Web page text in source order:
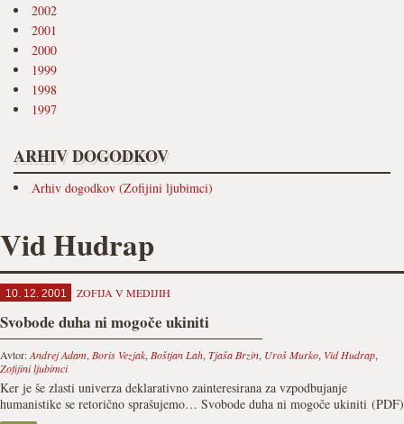
2002
2001
2000
1999
1998
1997
ARHIV DOGODKOV
Arhiv dogodkov (Zofijini ljubimci)
Vid Hudrap
10. 12. 2001 ZOFIJA V MEDIJIH
Svobode duha ni mogoče ukiniti
Avtor:Andrej Adam, Boris Vezjak, Boštjan Lah, Tjaša Brzin, Uroš Murko, Vid Hudrap,
Zofijini ljubimci
Ker je še zlasti univerza deklarativno zainteresirana za vzpodbujanje
humanistike se retorično sprašujemo… Svobode duha ni mogoče ukiniti (PDF)